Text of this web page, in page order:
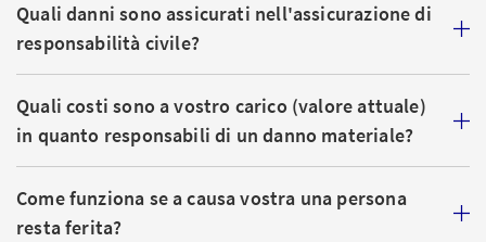
Quali danni sono assicurati nell'assicurazione di
responsabilità civile?
Quali costi sono a vostro carico (valore attuale)
in quanto responsabili di un danno materiale?
Come funziona se a causa vostra una persona
resta ferita?